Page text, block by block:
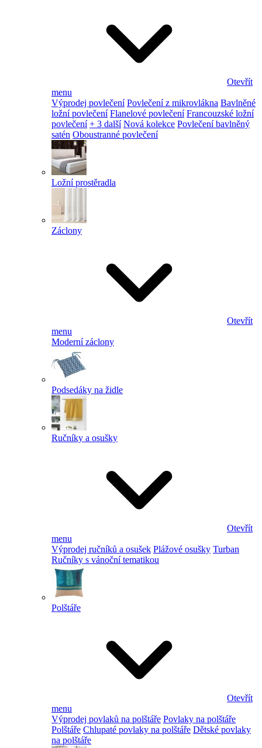
Otevřít
menu
Výprodej povlečení Povlečení z mikrovlákna Bavlněné
ložní povlečení Flanelové povlečení Francouzské ložní
povlečení + 3 další Nová kolekce Povlečení bavlněný
satén Oboustranné povlečení
Ložní prostěradla
Záclony
Otevřít
menu
Moderní záclony
Podsedáky na židle
Ručníky a osušky
Otevřít
menu
Výprodej ručníků a osušek Plážové osušky Turban
Ručníky s vánoční tematikou
Polštáře
Otevřít
menu
Výprodej povlaků na polštáře Povlaky na polštáře
Polštáře Chlupaté povlaky na polštáře Dětské povlaky
na polštáře